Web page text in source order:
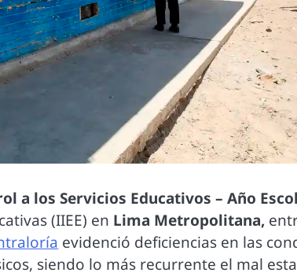
a los Servicios Educativos – Año
(IIEE) en Lima Metropolitana,
evidenció deficiencias en las
siendo lo más recurrente el mal